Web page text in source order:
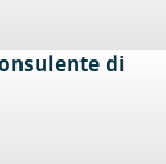
di